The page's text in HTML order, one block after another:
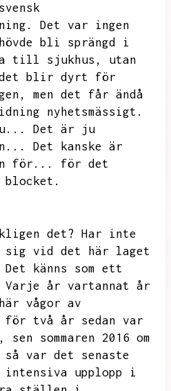
svensk
Det var ingen
bli sprängd i
till sjukhus,
utan
blir dyrt för
men det får ändå
nyhetsmässigt.
Det är ju
Det kanske är
för...
för det
det?
Har inte
sig vid det här laget
Det känns som ett
Varje år vartannat år
vågor av
för två år sedan var
sen sommaren 2016 om
så var det senaste
upplopp i